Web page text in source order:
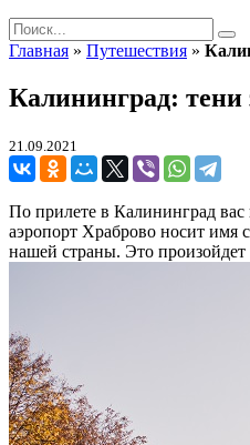
Главная » Путешествия »
Калининград:
21.09.2021
По прилете в Калининград
аэропорт Храброво носит имя
нашей страны. Это произойдет